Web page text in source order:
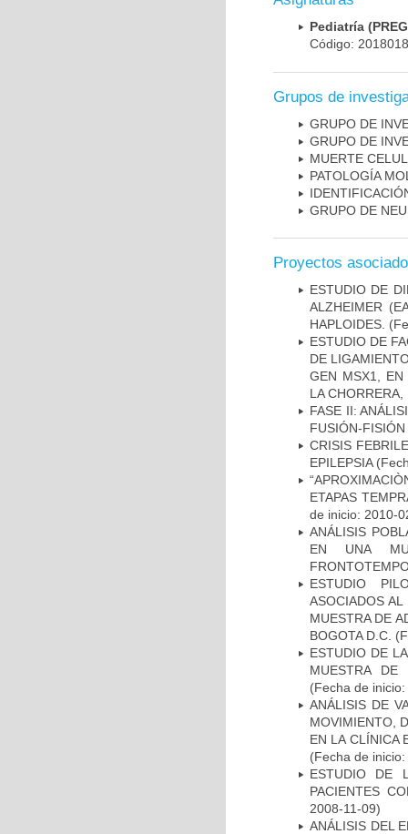
Pediatría
Código:
Grupos de
GRUPO DE
GRUPO DE
MUERTE
PATOLOGÍA
GRUPO DE
Proyectos
ESTUDIO DE
ALZHEIMER
HAPLOIDES.
ESTUDIO DE
DE
GEN MSX1, EN
LA
FASE II:
FUSIÓN-
CRISIS
EPILEPSIA
ETAPAS
de inicio: 2010-
ANÁLISIS
EN UNA
ESTUDIO
ASOCIADOS
MUESTRA DE
BOGOTA D.C.
ESTUDIO DE
MUESTRA DE
(Fecha de
ANÁLISIS DE
MOVIMIENTO,
EN LA CLÍNICA
(Fecha de
ESTUDIO DE
PACIENTES
2008-11-09)
ANÁLISIS DEL